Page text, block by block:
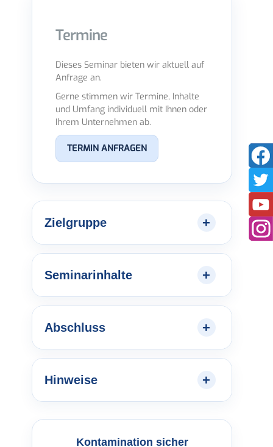
Termine
Dieses Seminar bieten wir aktuell auf
Anfrage an.
Gerne stimmen wir Termine, Inhalte
und Umfang individuell mit Ihnen oder
Ihrem Unternehmen ab.
TERMIN ANFRAGEN
Zielgruppe
Seminarinhalte
Abschluss
Hinweise
Kontamination sicher